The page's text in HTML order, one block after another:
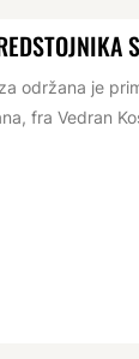
održana je
fra Vedran